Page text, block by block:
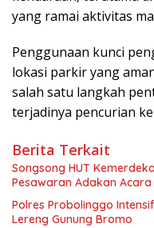
yang ramai aktivitas
Penggunaan kunci
lokasi parkir yang
salah satu langkah
terjadinya pencurian
Berita Terkait
Songsong HUT
Pesawaran Adakan
Polres Probolinggo
Lereng Gunung Bromo